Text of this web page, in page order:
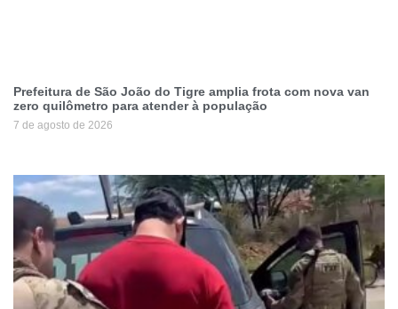
Prefeitura de São João do Tigre amplia frota com nova van
zero quilômetro para atender à população
7 de agosto de 2026